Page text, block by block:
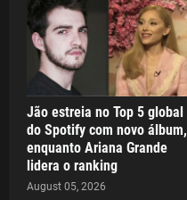
Jão estreia no Top 5 global
do Spotify com novo álbum,
enquanto Ariana Grande
lidera o ranking
August 05, 2026